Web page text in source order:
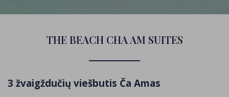
THE BEACH CHA AM SUITES
3 žvaigždučių viešbutis Ča Amas